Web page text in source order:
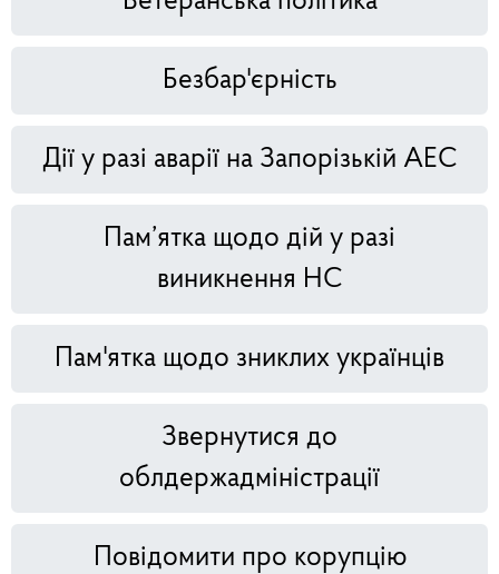
Безбар'єрність
Дії у разі аварії на Запорізькій АЕС
Пам’ятка щодо дій у разі
виникнення НС
Пам'ятка щодо зниклих українців
Звернутися до
облдержадміністрації
Повідомити про корупцію